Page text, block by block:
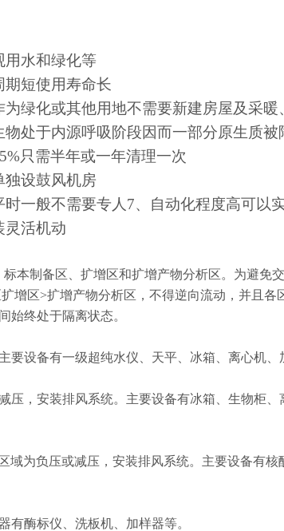
用水和绿化等
期短使用寿命长
绿化或其他用地不需要新建房屋及采暖
处于内源呼吸阶段因而一部分原生质
只需半年或一年清理一次
独设鼓风机房
一般不需要专人7、自动化程度高可以
灵活机动
本制备区、扩增区和扩增产物分析区。为避免
增区>扩增产物分析区，不得逆向流动，并且各
始终处于隔离状态。
设备有一级超纯水仪、天平、冰箱、离心机、
，安装排风系统。主要设备有冰箱、生物柜、
为负压或减压，安装排风系统。主要设备有核
有酶标仪、洗板机、加样器等。